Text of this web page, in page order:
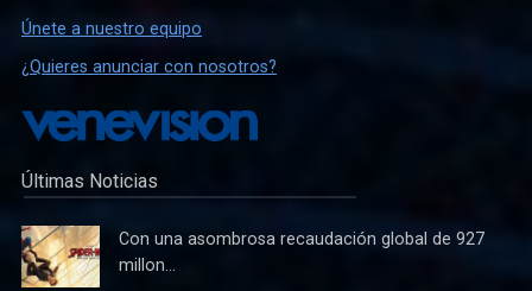
Únete a nuestro equipo
¿Quieres anunciar con nosotros?
Últimas Noticias
Con una asombrosa recaudación global de 927
millon...